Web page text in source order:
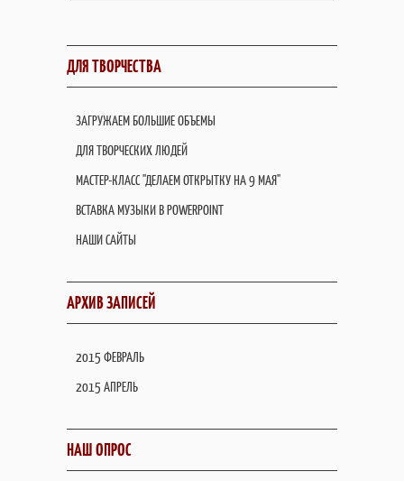
ДЛЯ ТВОРЧЕСТВА
ЗАГРУЖАЕМ БОЛЬШИЕ ОБЪЕМЫ
ДЛЯ ТВОРЧЕСКИХ ЛЮДЕЙ
МАСТЕР-КЛАСС "ДЕЛАЕМ ОТКРЫТКУ НА 9 МАЯ"
ВСТАВКА МУЗЫКИ В POWERPOINT
НАШИ САЙТЫ
АРХИВ ЗАПИСЕЙ
2015 ФЕВРАЛЬ
2015 АПРЕЛЬ
НАШ ОПРОС